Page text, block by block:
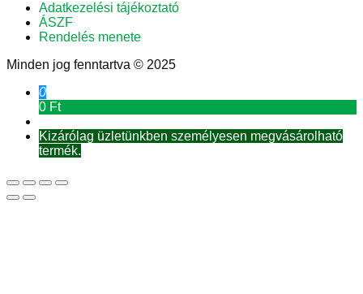
Adatkezelési tájékoztató
ÁSZF
Rendelés menete
Minden jog fenntartva © 2025
0
0 Ft
Kizárólag üzletünkben személyesen megvásárolható
termék.